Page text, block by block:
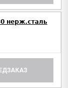
нерж.сталь